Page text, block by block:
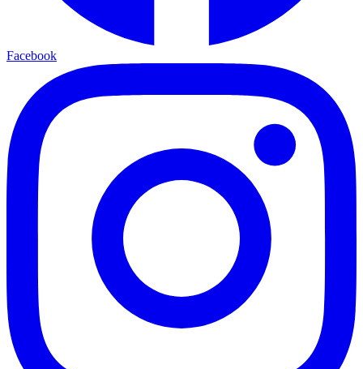
Facebook